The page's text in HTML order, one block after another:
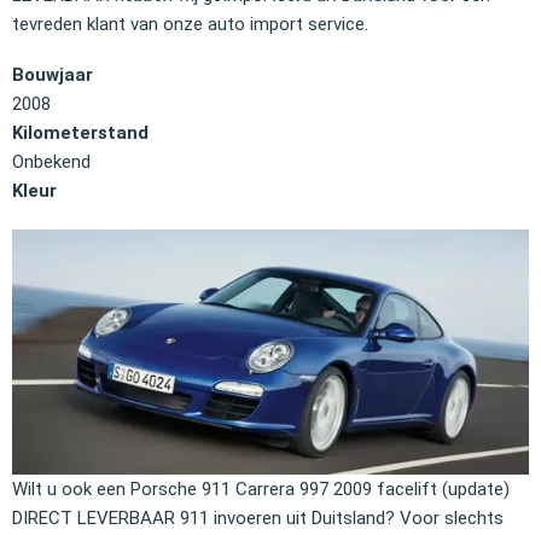
tevreden klant van onze auto import service.
Bouwjaar
2008
Kilometerstand
Onbekend
Kleur
Wilt u ook een Porsche 911 Carrera 997 2009 facelift (update)
DIRECT LEVERBAAR 911 invoeren uit Duitsland? Voor slechts